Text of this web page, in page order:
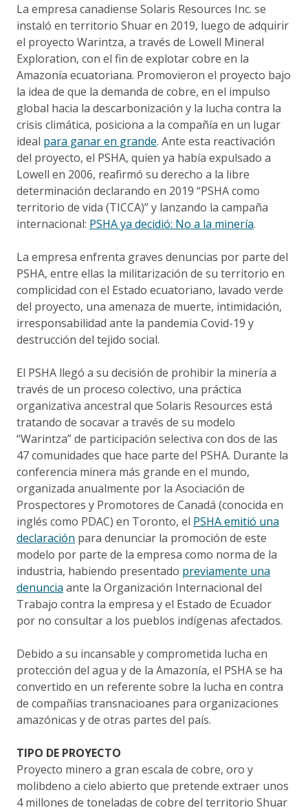
La empresa canadiense Solaris Resources Inc. se
instaló en territorio Shuar en 2019, luego de adquirir
el proyecto Warintza, a través de Lowell Mineral
Exploration, con el fin de explotar cobre en la
Amazonía ecuatoriana. Promovieron el proyecto bajo
la idea de que la demanda de cobre, en el impulso
global hacia la descarbonización y la lucha contra la
crisis climática, posiciona a la compañía en un lugar
ideal para ganar en grande. Ante esta reactivación
del proyecto, el PSHA, quien ya había expulsado a
Lowell en 2006, reafirmó su derecho a la libre
determinación declarando en 2019 “PSHA como
territorio de vida (TICCA)” y lanzando la campaña
internacional: PSHA ya decidió: No a la minería.
La empresa enfrenta graves denuncias por parte del
PSHA, entre ellas la militarización de su territorio en
complicidad con el Estado ecuatoriano, lavado verde
del proyecto, una amenaza de muerte, intimidación,
irresponsabilidad ante la pandemia Covid-19 y
destrucción del tejido social.
El PSHA llegó a su decisión de prohibir la minería a
través de un proceso colectivo, una práctica
organizativa ancestral que Solaris Resources está
tratando de socavar a través de su modelo
“Warintza” de participación selectiva con dos de las
47 comunidades que hace parte del PSHA. Durante la
conferencia minera más grande en el mundo,
organizada anualmente por la Asociación de
Prospectores y Promotores de Canadá (conocida en
inglés como PDAC) en Toronto, el PSHA emitió una
declaración para denunciar la promoción de este
modelo por parte de la empresa como norma de la
industria, habiendo presentado previamente una
denuncia ante la Organización Internacional del
Trabajo contra la empresa y el Estado de Ecuador
por no consultar a los pueblos indígenas afectados.
Debido a su incansable y comprometida lucha en
protección del agua y de la Amazonía, el PSHA se ha
convertido en un referente sobre la lucha en contra
de compañias transnacioanes para organizaciones
amazónicas y de otras partes del país.
TIPO DE PROYECTO
Proyecto minero a gran escala de cobre, oro y
molibdeno a cielo abierto que pretende extraer unos
4 millones de toneladas de cobre del territorio Shuar